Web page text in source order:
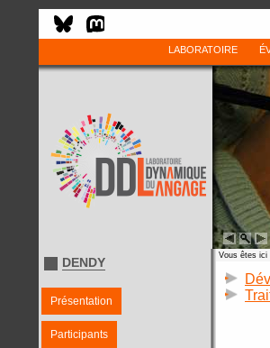
LABORATOIRE
DENDY
Présentation
Participants
Vous êtes ici